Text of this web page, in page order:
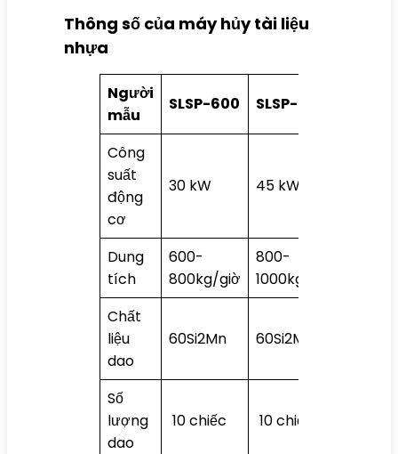
Thông số của máy hủy tài liệu
nhựa
Người
mẫu
SLSP-600 SLSP-800
Công
suất
động
cơ
30 kW 45 kW
Dung
tích
600-
800kg/giờ
800-
1000kg/giờ
Chất
liệu
dao
60Si2Mn 60Si2Mn
Số
lượng
dao
10 chiếc 10 chiếc